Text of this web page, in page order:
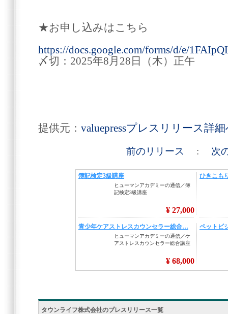
★お申し込みはこちら
https://docs.google.com/forms/d/e/
〆切：2025年8月28日（木）正午
提供元： valuepressプレスリリース詳
前のリリース : 次
タウンライフ株式会社のプレスリリース一覧